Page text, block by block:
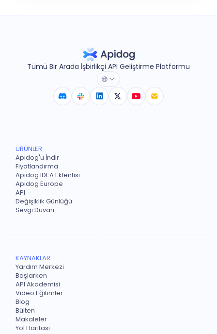
Tümü Bir Arada İşbirlikçi API Geliştirme Platformu
ÜRÜNLER
Apidog'u İndir
Fiyatlandırma
Apidog IDEA Eklentisi
Apidog Europe
API
Değişiklik Günlüğü
Sevgi Duvarı
KAYNAKLAR
Yardım Merkezi
Başlarken
API Akademisi
Video Eğitimler
Blog
Bülten
Makaleler
Yol Haritası